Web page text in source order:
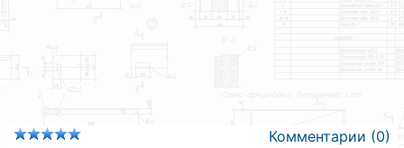
Комментарии (0)